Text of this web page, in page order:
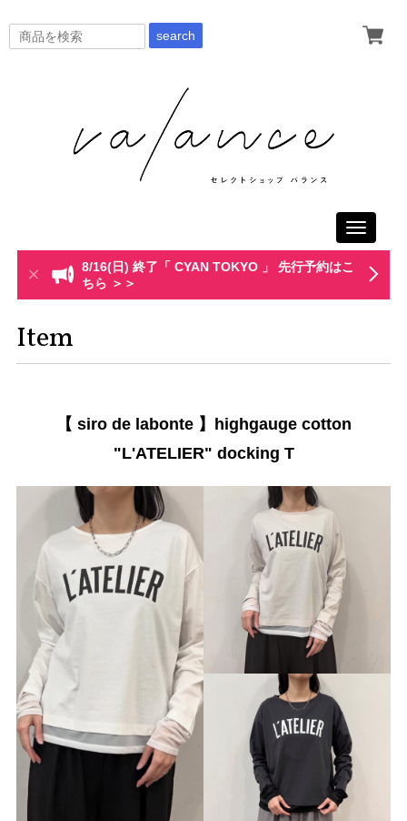
search
Toggle
8/16(日) 終了「 CYAN TOKYO 」 先行予約はこ
ちら ＞＞
Item
【 siro de labonte 】highgauge cotton
"L'ATELIER" docking T